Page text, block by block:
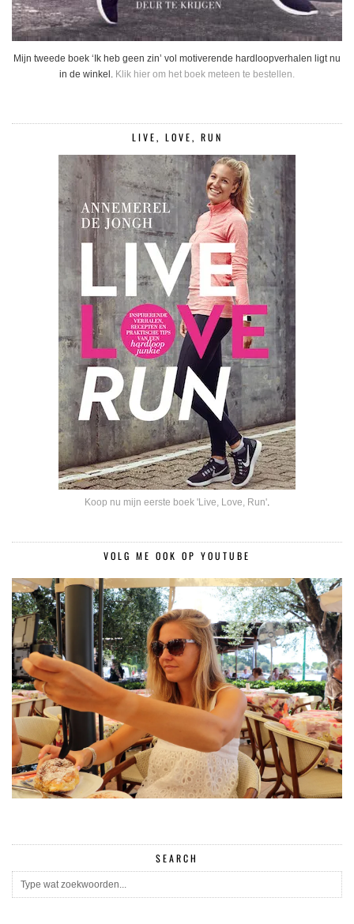
Mijn tweede boek ‘Ik heb geen zin’ vol motiverende hardloopverhalen ligt nu
in de winkel. Klik hier om het boek meteen te bestellen.
LIVE, LOVE, RUN
Koop nu mijn eerste boek 'Live, Love, Run'.
VOLG ME OOK OP YOUTUBE
SEARCH